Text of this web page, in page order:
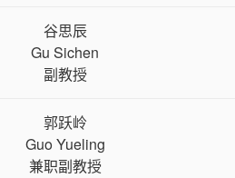
谷思辰
Gu Sichen
副教授
郭跃岭
Guo Yueling
兼职副教授